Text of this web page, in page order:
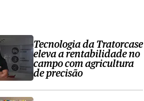
Tecnologia da Tratorcase
eleva a rentabilidade no
campo com agricultura
de precisão